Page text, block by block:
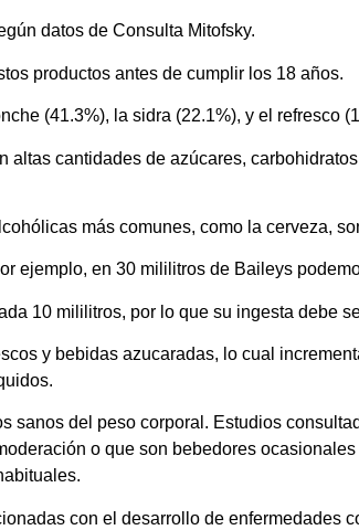
datos de Consulta Mitofsky.
productos antes de cumplir los 18 años.
(41.3%), la sidra (22.1%), y el refresco
cantidades de azúcares,
más comunes, como la cerveza,
ejemplo, en 30 mililitros de Baileys
10 mililitros, por lo que su ingesta debe
y bebidas azucaradas, lo cual
sanos del peso corporal. Estudios
o que son bebedores
con el desarrollo de enfermedades